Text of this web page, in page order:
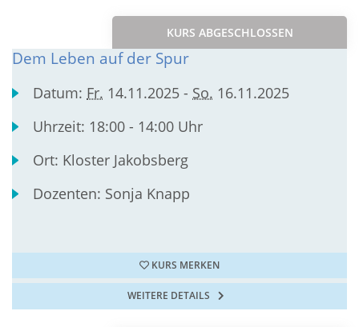
KURS ABGESCHLOSSEN
Dem Leben auf der Spur
Datum: Fr. 14.11.2025 - So. 16.11.2025
Uhrzeit: 18:00 - 14:00 Uhr
Ort: Kloster Jakobsberg
Dozenten: Sonja Knapp
KURS MERKEN
WEITERE DETAILS